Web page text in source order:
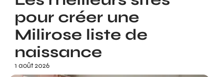
pour créer une
Milirose liste de
naissance
1 août 2026